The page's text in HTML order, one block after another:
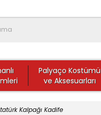
Palyaço Kostümü
ve Aksesuarları
Kalpağı Kadife